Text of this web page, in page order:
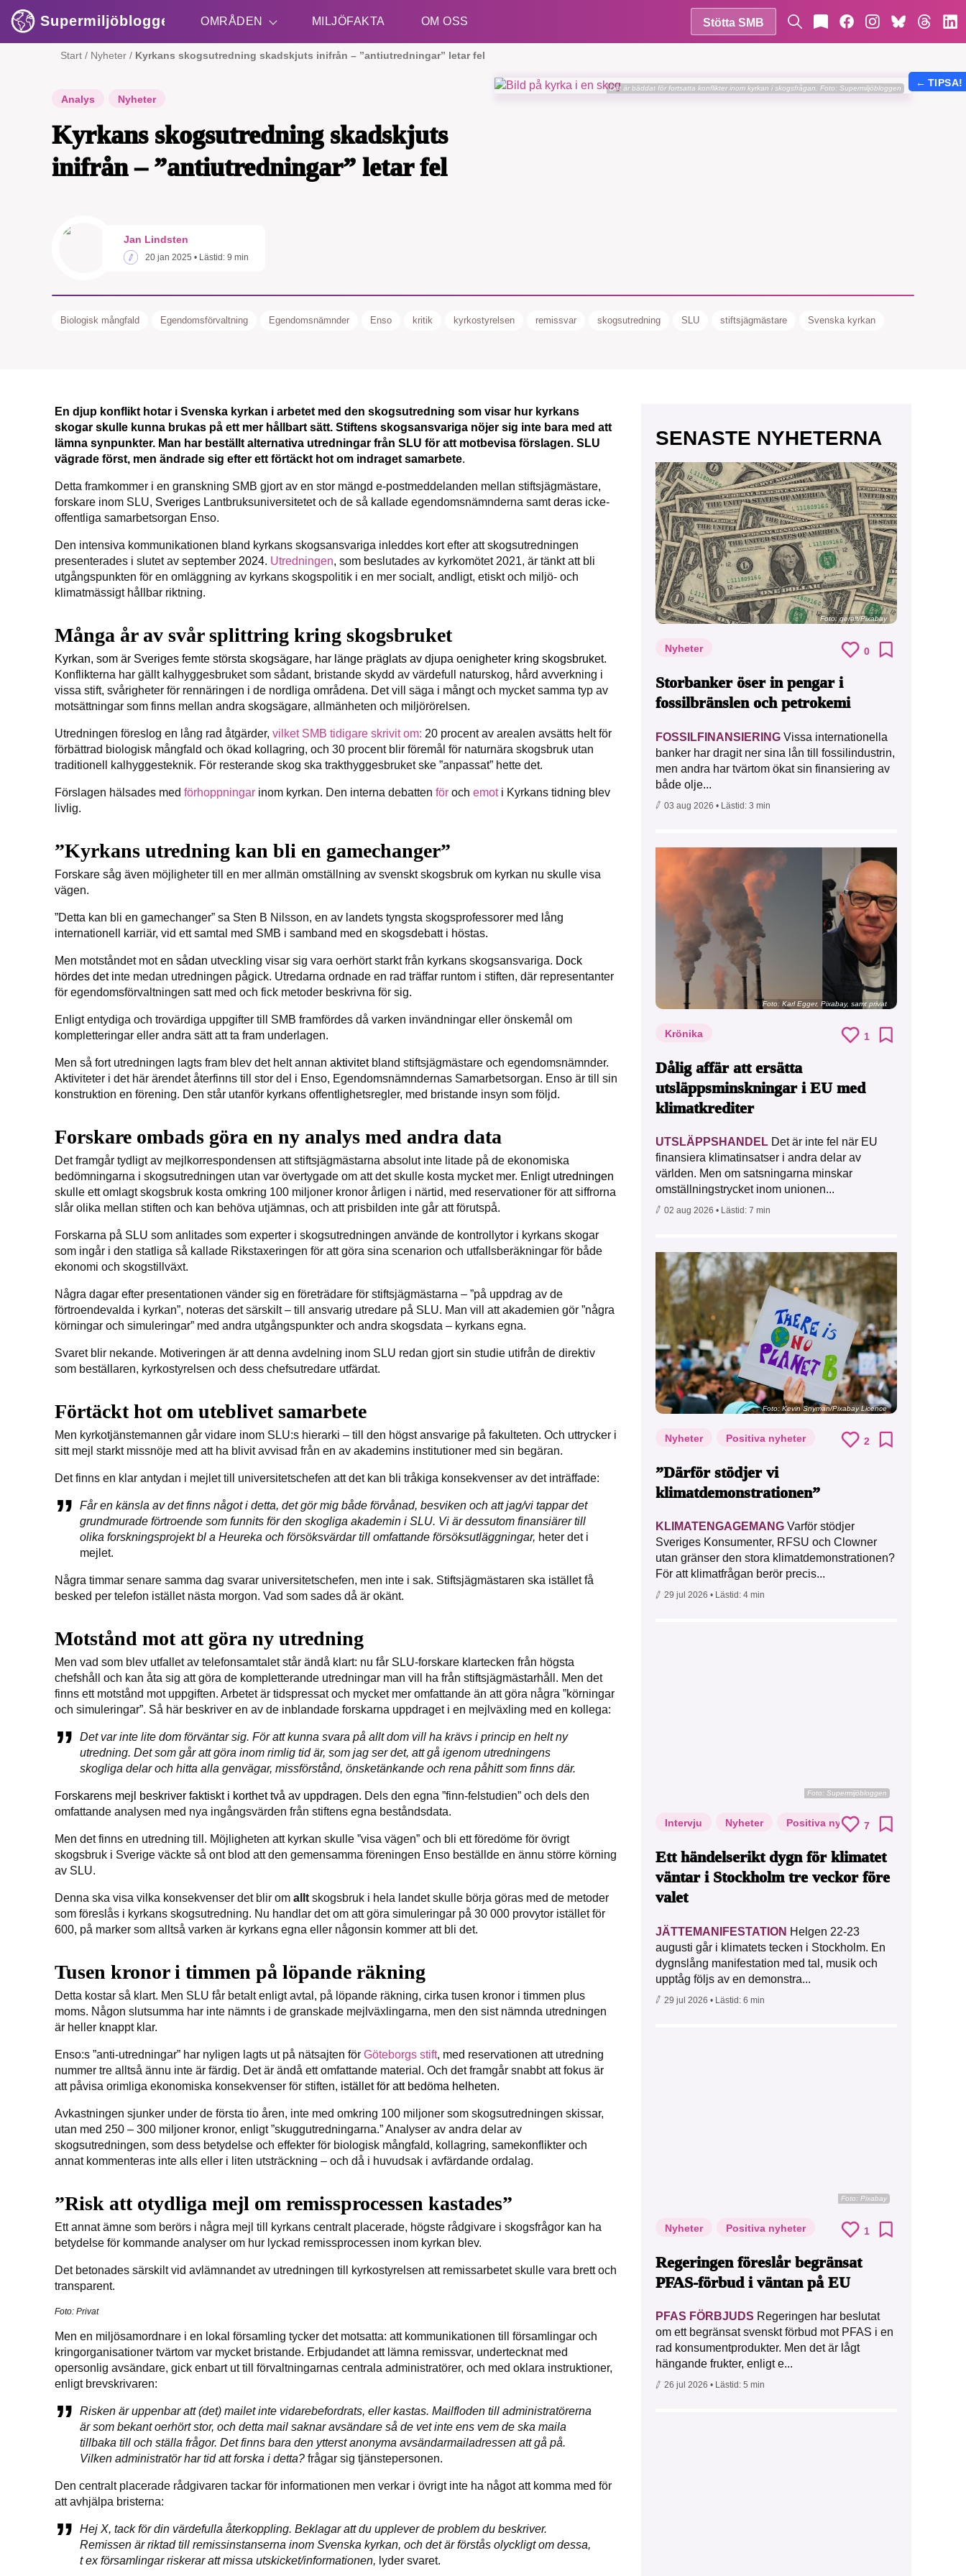
Supermiljöbloggen OMRÅDEN MILJÖFAKTA OM OSS Stötta SMB
Start / Nyheter / Kyrkans skogsutredning skadskjuts inifrån – ”antiutredningar” letar fel
Analys Nyheter
Kyrkans skogsutredning skadskjuts
inifrån – ”antiutredningar” letar fel
Det är bäddat för fortsatta konflikter inom kyrkan i skogsfrågan. Foto: Supermiljöbloggen
Jan Lindsten
20 jan 2025 • Lästid: 9 min
Biologisk mångfald Egendomsförvaltning Egendomsnämnder Enso kritik kyrkostyrelsen remissvar skogsutredning SLU stiftsjägmästare Svenska kyrkan
En djup konflikt hotar i Svenska kyrkan i arbetet med den skogsutredning som visar hur kyrkans
skogar skulle kunna brukas på ett mer hållbart sätt. Stiftens skogsansvariga nöjer sig inte bara med att
lämna synpunkter. Man har beställt alternativa utredningar från SLU för att motbevisa förslagen. SLU
vägrade först, men ändrade sig efter ett förtäckt hot om indraget samarbete.
Detta framkommer i en granskning SMB gjort av en stor mängd e-postmeddelanden mellan stiftsjägmästare,
forskare inom SLU, Sveriges Lantbruksuniversitetet och de så kallade egendomsnämnderna samtderas icke-
offentliga samarbetsorgan Enso.
Den intensiva kommunikationen bland kyrkans skogsansvariga inleddes kort efter att skogsutredningen
presenterades i slutet av september 2024. Utredningen, som beslutades av kyrkomötet 2021, är tänkt att bli
utgångspunkten för en omläggning av kyrkans skogspolitik i en mer socialt, andligt, etiskt och miljö- och
klimatmässigt hållbar riktning.
Många år av svår splittring kring skogsbruket
Kyrkan, som är Sveriges femte största skogsägare, har länge präglats av djupa oenigheter kring skogsbruket.
Konflikterna har gällt kalhyggesbruket som sådant, bristande skydd av värdefull naturskog, hård avverkning i
vissa stift, svårigheter för rennäringen i de nordliga områdena. Det vill säga i mångt och mycket samma typ av
motsättningar som finns mellan andra skogsägare, allmänheten och miljörörelsen.
Utredningen föreslog en lång rad åtgärder, vilket SMB tidigare skrivit om: 20 procent av arealen avsätts helt för
förbättrad biologisk mångfald och ökad kollagring, och 30 procent blir föremål för naturnära skogsbruk utan
traditionell kalhyggesteknik. För resterande skog ska trakthyggesbruket ske ”anpassat” hette det.
Förslagen hälsades med förhoppningar inom kyrkan. Den interna debatten för och emot i Kyrkans tidning blev
livlig.
”Kyrkans utredning kan bli en gamechanger”
Forskare såg även möjligheter till en mer allmän omställning av svenskt skogsbruk om kyrkan nu skulle visa
vägen.
”Detta kan bli en gamechanger” sa Sten B Nilsson, en av landets tyngsta skogsprofessorer med lång
internationell karriär, vid ett samtal med SMB i samband med en skogsdebatt i höstas.
Men motståndet moten sådan utveckling visar sig vara oerhört starkt från kyrkans skogsansvariga. Dock
hördes det inte medan utredningen pågick. Utredarna ordnade en rad träffar runtom i stiften, där representanter
för egendomsförvaltningen satt med och fick metoder beskrivna för sig.
Enligt entydiga och trovärdiga uppgifter till SMB framfördes då varken invändningar eller önskemål om
kompletteringar eller andra sätt att ta fram underlagen.
Men så fort utredningen lagts fram blev det helt annan aktivitet bland stiftsjägmästare och egendomsnämnder.
Aktiviteter i det här ärendet återfinns till stor del i Enso, Egendomsnämndernas Samarbetsorgan. Enso är till sin
konstruktion en förening. Den står utanför kyrkans offentlighetsregler, med bristande insyn som följd.
Forskare ombads göra en ny analys med andra data
Det framgår tydligt av mejlkorrespondensen att stiftsjägmästarna absolut inte litade på de ekonomiska
bedömningarna i skogsutredningen utan var övertygade om att det skulle kosta mycket mer. Enligtutredningen
skulle ett omlagt skogsbruk kosta omkring 100 miljoner kronor årligen i närtid, med reservationer för att siffrorna
slår olika mellan stiften och kan behöva utjämnas, och att prisbilden inte går att förutspå.
Forskarna på SLU som anlitades som experter i skogsutredningen använde de kontrollytor i kyrkans skogar
som ingår i den statliga så kallade Rikstaxeringen för att göra sina scenarion och utfallsberäkningar för både
ekonomi och skogstillväxt.
Några dagar efter presentationen vänder sig en företrädare för stiftsjägmästarna – ”på uppdrag av de
förtroendevalda i kyrkan”, noteras det särskilt – till ansvarig utredare på SLU. Man vill att akademien gör ”några
körningar och simuleringar” med andra utgångspunkter och andra skogsdata – kyrkans egna.
Svaret blir nekande. Motiveringen är att denna avdelning inom SLU redan gjort sin studie utifrån de direktiv
som beställaren, kyrkostyrelsen och dess chefsutredare utfärdat.
Förtäckt hot om uteblivet samarbete
Men kyrkotjänstemannen går vidare inom SLU:s hierarki – till den högst ansvarige på fakulteten. Och uttrycker i
sitt mejl starkt missnöje med att ha blivit avvisad från en av akademins institutioner med sin begäran.
Det finns en klar antydan i mejlet till universitetschefen att det kan bli tråkiga konsekvenser av det inträffade:
Får en känsla av det finns något i detta, det gör mig både förvånad, besviken och att jag/vi tappar det
grundmurade förtroende som funnits för den skogliga akademin i SLU. Vi är dessutom finansiärer till
olika forskningsprojekt bl a Heureka och försöksvärdar till omfattande försöksutläggningar, heter det i
mejlet.
Några timmar senare samma dag svarar universitetschefen, men inte i sak. Stiftsjägmästaren ska istället få
besked per telefon istället nästa morgon. Vad som sades då är okänt.
Motstånd mot att göra ny utredning
Men vad som blev utfallet av telefonsamtalet står ändå klart: nu får SLU-forskare klartecken från högsta
chefshåll och kan åta sig att göra de kompletterande utredningar man vill ha från stiftsjägmästarhåll. Men det
finns ett motstånd mot uppgiften. Arbetet är tidspressat och mycket mer omfattande än att göra några ”körningar
och simuleringar”. Så här beskriver en av de inblandade forskarna uppdraget i en mejlväxling med en kollega:
Det var inte lite dom förväntar sig. För att kunna svara på allt dom vill ha krävs i princip en helt ny
utredning. Det som går att göra inom rimlig tid är, som jag ser det, att gå igenom utredningens
skogliga delar och hitta alla genvägar, missförstånd, önsketänkande och rena påhitt som finns där.
Forskarens mejl beskriver faktiskt i korthet två av uppdragen. Dels den egna ”finn-felstudien” och dels den
omfattande analysen med nya ingångsvärden från stiftens egna beståndsdata.
Men det finns en utredning till. Möjligheten att kyrkan skulle ”visa vägen” och bli ett föredöme för övrigt
skogsbruk i Sverige väckte så ont blod att den gemensamma föreningen Enso beställde en ännu större körning
av SLU.
Denna ska visa vilka konsekvenser det blir om allt skogsbruk i hela landet skulle börja göras med de metoder
som föreslås i kyrkans skogsutredning. Nu handlar det om att göra simuleringar på 30 000 provytor istället för
600, på marker som alltså varken är kyrkans egna eller någonsin kommer att bli det.
Tusen kronor i timmen på löpande räkning
Detta kostar så klart. Men SLU får betalt enligt avtal, på löpande räkning, cirka tusen kronor i timmen plus
moms. Någon slutsumma har inte nämnts i de granskade mejlväxlingarna, men den sist nämnda utredningen
är heller knappt klar.
Enso:s ”anti-utredningar” har nyligen lagts ut på nätsajten för Göteborgs stift, med reservationen att utredning
nummer tre alltså ännu inte är färdig. Det är ändå ett omfattande material. Och det framgår snabbt att fokus är
att påvisa orimliga ekonomiska konsekvenser för stiften, istället för att bedöma helheten.
Avkastningen sjunker under de första tio åren, inte med omkring 100 miljoner som skogsutredningen skissar,
utan med 250 – 300 miljoner kronor, enligt ”skuggutredningarna.” Analyser av andra delar av
skogsutredningen, som dess betydelse och effekter för biologisk mångfald, kollagring, samekonflikter och
annat kommenteras inte alls eller i liten utsträckning – och då i huvudsak i avfärdande ordalag.
”Risk att otydliga mejl om remissprocessen kastades”
Ett annat ämne som berörs i några mejl till kyrkans centralt placerade, högste rådgivare i skogsfrågor kan ha
betydelse för kommande analyser om hur lyckad remissprocessen inom kyrkan blev.
Det betonades särskilt vid avlämnandet av utredningen till kyrkostyrelsen att remissarbetet skulle vara brett och
transparent.
Foto: Privat
Men en miljösamordnare i en lokal församling tycker det motsatta: att kommunikationen till församlingar och
kringorganisationer tvärtom var mycket bristande. Erbjudandet att lämna remissvar, undertecknat med
opersonlig avsändare, gick enbart ut till förvaltningarnas centrala administratörer, och med oklara instruktioner,
enligt brevskrivaren:
Risken är uppenbar att (det) mailet inte vidarebefordrats, eller kastas. Mailfloden till administratörerna
är som bekant oerhört stor, och detta mail saknar avsändare så de vet inte ens vem de ska maila
tillbaka till och ställa frågor. Det finns bara den ytterst anonyma avsändarmailadressen att gå på.
Vilken administratör har tid att forska i detta? frågar sig tjänstepersonen.
Den centralt placerade rådgivaren tackar för informationen men verkar i övrigt inte ha något att komma med för
att avhjälpa bristerna:
Hej X, tack för din värdefulla återkoppling. Beklagar att du upplever de problem du beskriver.
Remissen är riktad till remissinstanserna inom Svenska kyrkan, och det är förstås olyckligt om dessa,
t ex församlingar riskerar att missa utskicket/informationen, lyder svaret.
SENASTE NYHETERNA
Foto:geralt/Pixabay
Nyheter 0
Storbanker öser in pengar i
fossilbränslen och petrokemi
FOSSILFINANSIERING Vissa internationella
banker har dragit ner sina lån till fossilindustrin,
men andra har tvärtom ökat sin finansiering av
både olje...
03 aug 2026 • Lästid: 3 min
Foto: Karl Egger, Pixabay, samt privat
Krönika 1
Dålig affär att ersätta
utsläppsminskningar i EU med
klimatkrediter
UTSLÄPPSHANDEL Det är inte fel när EU
finansiera klimatinsatser i andra delar av
världen. Men om satsningarna minskar
omställningstrycket inom unionen...
02 aug 2026 • Lästid: 7 min
Foto: Kevin Snyman/Pixabay Licence
Nyheter Positiva nyheter 2
”Därför stödjer vi
klimatdemonstrationen”
KLIMATENGAGEMANG Varför stödjer
Sveriges Konsumenter, RFSU och Clowner
utan gränser den stora klimatdemonstrationen?
För att klimatfrågan berör precis...
29 jul 2026 • Lästid: 4 min
Foto: Supermijöbloggen
Intervju Nyheter Positiva nyheter7
Ett händelserikt dygn för klimatet
väntar i Stockholm tre veckor före
valet
JÄTTEMANIFESTATION Helgen 22-23
augusti går i klimatets tecken i Stockholm. En
dygnslång manifestation med tal, musik och
upptåg följs av en demonstra...
29 jul 2026 • Lästid: 6 min
Foto: Pixabay
Nyheter Positiva nyheter 1
Regeringen föreslår begränsat
PFAS-förbud i väntan på EU
PFAS FÖRBJUDS Regeringen har beslutat
om ett begränsat svenskt förbud mot PFAS i en
rad konsumentprodukter. Men det är lågt
hängande frukter, enligt e...
26 jul 2026 • Lästid: 5 min
← TIPSA!
SMB kämpar för en hållbar framtid. Sedan starten 2010 har vår
ideella redaktion drivit miljödebatten framåt genom
nyhetsbevakning och granskningar. Nu vill vi utveckla vårt
arbete – och vi hoppas att du vill hjälpa oss.
Stötta vårt arbete genom att swisha en slant till
Läs vad vi vill göra